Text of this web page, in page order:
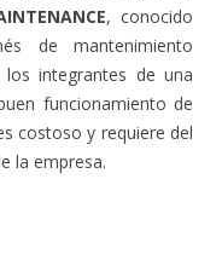
, conocido
de mantenimiento
integrantes de una
funcionamiento de
costoso y requiere del
la empresa.